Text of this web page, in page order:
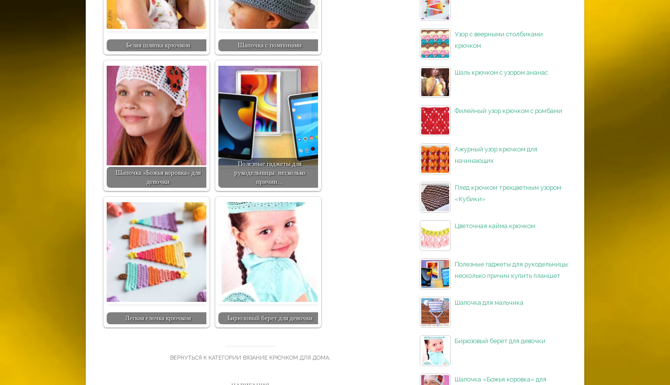
Белая шляпка крючком Шапочка с помпонами
Шапочка «Божья коровка» для
девочки
Полезные гаджеты для
рукодельницы: несколько
причин…
Легкая елочка крючком Бирюзовый берет для девочки
ВЕРНУТЬСЯ К КАТЕГОРИИ ВЯЗАНИЕ КРЮЧКОМ ДЛЯ ДОМА.
Узор с веерными столбиками
крючком
Шаль крючком с узором ананас
Филейный узор крючком с ромбами
Ажурный узор крючком для
начинающих
Плед крючком трехцветным узором
«Кубики»
Цветочная кайма крючком
Полезные гаджеты для рукодельницы:
несколько причин купить планшет
Шапочка для мальчика
Бирюзовый берет для девочки
Шапочка «Божья коровка» для